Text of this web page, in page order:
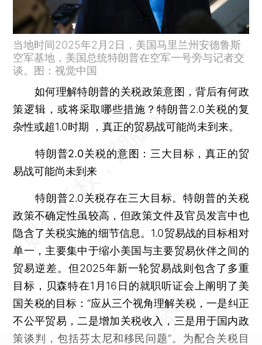
当地时间2025年2月2日，美国马里兰州安德鲁斯
空军基地，美国总统特朗普在空军一号旁与记者交
谈。图：视觉中国
如何理解特朗普的关税政策意图，背后有何政
策逻辑，或将采取哪些措施？特朗普2.0关税的复
杂性或超1.0时期 ，真正的贸易战可能尚未到来。
特朗普2.0关税的意图：三大目标，真正的贸
易战可能尚未到来
特朗普2.0关税存在三大目标。特朗普的关税
政策不确定性虽较高，但政策文件及官员发言中也
隐含了关税实施的细节信息。1.0贸易战的目标相对
单一，主要集中于缩小美国与主要贸易伙伴之间的
贸易逆差。但2025年新一轮贸易战则包含了多重
目标，贝森特在1月16日的就职听证会上阐明了美
国关税的目标：“应从三个视角理解关税，一是纠正
不公平贸易，二是增加关税收入，三是用于国内政
策谈判，包括芬太尼和移民问题”。为配合关税目